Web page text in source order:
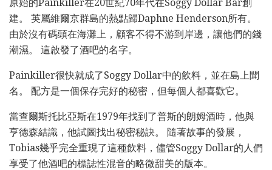
原始的Painkiller在20世紀70年代在Soggy Dollar Bar創
建。 英屬維爾京群島的熱點歸Daphne Henderson所有。
由於沒有碼頭在海灘上，顧客不得不游到岸邊，讓他們的錢
潮濕。 這啟發了酒吧的名字。
Painkiller很快就成了Soggy Dollar中的飲料，並在島上聞
名。 配方是一個保存完好的秘密，但每個人都喜歡它。
當查爾斯托比亞斯在1979年找到了普斯的朗姆酒時，他與
亨德森結識，他試圖找出秘密秘訣。 隨著故事的發展，
Tobias幾乎完全重現了這種飲料，儘管Soggy Dollar的人們
享受了他酒吧的標誌性混音的略微甜美的版本。